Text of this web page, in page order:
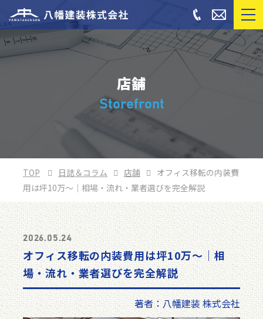
店舗
Storefront
TOP 日誌＆コラム 店舗
オフィス移転の内装費
用は坪10万〜｜相場・流れ・業者選びを完全解説
2026.05.24
オフィス移転の内装費用は坪10万〜｜相
場・流れ・業者選びを完全解説
著者：八幡建装 株式会社